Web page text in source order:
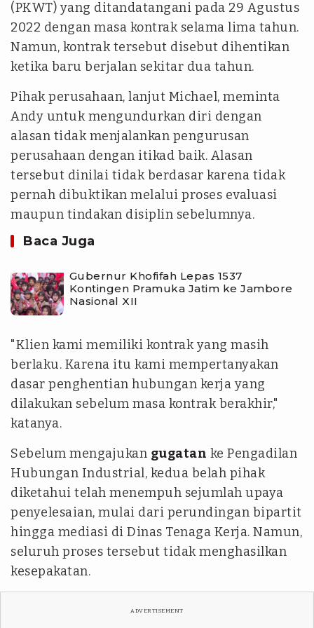
(PKWT) yang ditandatangani pada 29 Agustus
2022 dengan masa kontrak selama lima tahun.
Namun, kontrak tersebut disebut dihentikan
ketika baru berjalan sekitar dua tahun.
Pihak perusahaan, lanjut Michael, meminta
Andy untuk mengundurkan diri dengan
alasan tidak menjalankan pengurusan
perusahaan dengan itikad baik. Alasan
tersebut dinilai tidak berdasar karena tidak
pernah dibuktikan melalui proses evaluasi
maupun tindakan disiplin sebelumnya.
Baca Juga
Gubernur Khofifah Lepas 1537
Kontingen Pramuka Jatim ke Jambore
Nasional XII
"Klien kami memiliki kontrak yang masih
berlaku. Karena itu kami mempertanyakan
dasar penghentian hubungan kerja yang
dilakukan sebelum masa kontrak berakhir,"
katanya.
Sebelum mengajukan gugatan ke Pengadilan
Hubungan Industrial, kedua belah pihak
diketahui telah menempuh sejumlah upaya
penyelesaian, mulai dari perundingan bipartit
hingga mediasi di Dinas Tenaga Kerja. Namun,
seluruh proses tersebut tidak menghasilkan
kesepakatan.
ADVERTISEMENT